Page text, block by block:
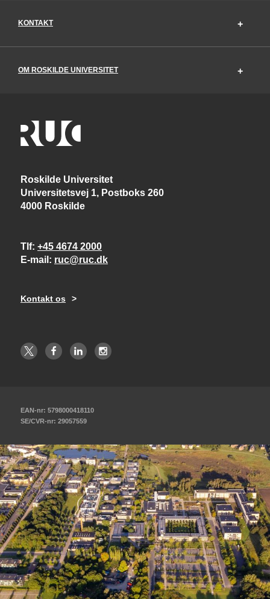
KONTAKT
OM ROSKILDE UNIVERSITET
Roskilde Universitet
Universitetsvej 1, Postboks 260
4000 Roskilde
Tlf +45 4674 2000
E-mail
ruc@ruc.dk
Kontakt os
EAN-nr: 5798000418110
SE/CVR-nr: 29057559